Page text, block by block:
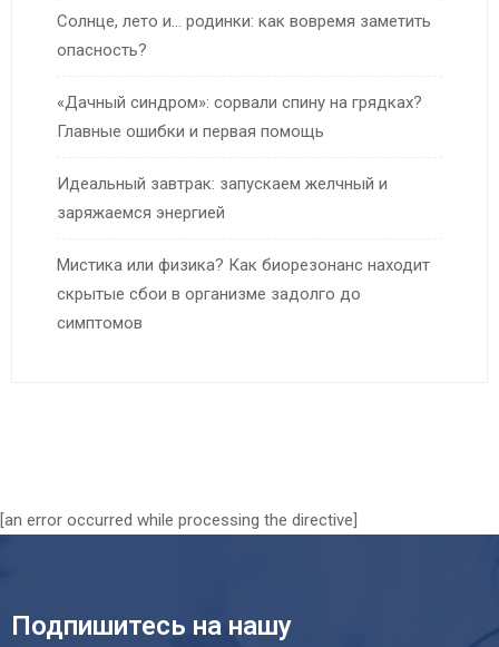
Солнце, лето и… родинки: как вовремя заметить
опасность?
«Дачный синдром»: сорвали спину на грядках?
Главные ошибки и первая помощь
Идеальный завтрак: запускаем желчный и
заряжаемся энергией
Мистика или физика? Как биорезонанс находит
скрытые сбои в организме задолго до
симптомов
[an error occurred while processing the directive]
Подпишитесь на нашу